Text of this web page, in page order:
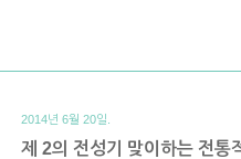
2014년 6월 20일.
제 2의 전성기 맞이하는 전통